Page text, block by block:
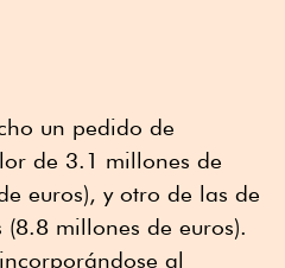
un pedido de
de 3.1 millones de
euros), y otro de las de
millones de euros).
al